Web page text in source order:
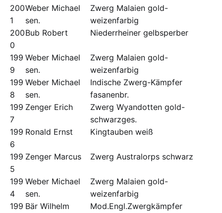
200
1
Weber Michael
sen.
Zwerg Malaien gold-
weizenfarbig
200
0
Bub Robert Niederrheiner gelbsperber
199
9
Weber Michael
sen.
Zwerg Malaien gold-
weizenfarbig
199
8
Weber Michael
sen.
Indische Zwerg-Kämpfer
fasanenbr.
199
7
Zenger Erich
Zwerg Wyandotten gold-
schwarzges.
199
6
Ronald Ernst Kingtauben weiß
199
5
Zenger Marcus Zwerg Australorps schwarz
199
4
Weber Michael
sen.
Zwerg Malaien gold-
weizenfarbig
199 Bär Wilhelm
Mod.Engl.Zwergkämpfer